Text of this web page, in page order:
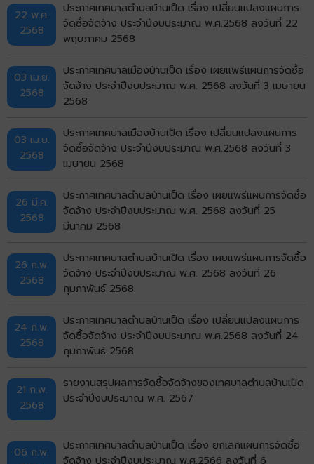
22 พ.ค.
2568
ประกาศเทศบาลตำบลบ้านเป็ด เรื่อง เปลี่ยนแปลงแผนการ
จัดซื้อจัดจ้าง ประจำปีงบประมาณ พ.ศ.2568 ลงวันที่ 22
พฤษภาคม 2568
03 เม.ย.
2568
ประกาศเทศบาลเมืองบ้านเป็ด เรื่อง เผยแพร่แผนการจัดซื้อ
จัดจ้าง ประจำปีงบประมาณ พ.ศ. 2568 ลงวันที่ 3 เมษายน
2568
03 เม.ย.
2568
ประกาศเทศบาลเมืองบ้านเป็ด เรื่อง เปลี่ยนแปลงแผนการ
จัดซื้อจัดจ้าง ประจำปีงบประมาณ พ.ศ.2568 ลงวันที่ 3
เมษายน 2568
26 มี.ค.
2568
ประกาศเทศบาลตำบลบ้านเป็ด เรื่อง เผยแพร่แผนการจัดซื้อ
จัดจ้าง ประจำปีงบประมาณ พ.ศ. 2568 ลงวันที่ 25
มีนาคม 2568
26 ก.พ.
2568
ประกาศเทศบาลตำบลบ้านเป็ด เรื่อง เผยแพร่แผนการจัดซื้อ
จัดจ้าง ประจำปีงบประมาณ พ.ศ. 2568 ลงวันที่ 26
กุมภาพันธ์ 2568
24 ก.พ.
2568
ประกาศเทศบาลตำบลบ้านเป็ด เรื่อง เปลี่ยนแปลงแผนการ
จัดซื้อจัดจ้าง ประจำปีงบประมาณ พ.ศ.2568 ลงวันที่ 24
กุมภาพันธ์ 2568
21 ก.พ.
2568
รายงานสรุปผลการจัดซื้อจัดจ้างของเทศบาลตำบลบ้านเป็ด
ประจำปีงบประมาณ พ.ศ. 2567
06 ก.พ.
ประกาศเทศบาลตำบลบ้านเป็ด เรื่อง ยกเลิกแผนการจัดซื้อ
จัดจ้าง ประจำปีงบประมาณ พ.ศ.2566 ลงวันที่ 6